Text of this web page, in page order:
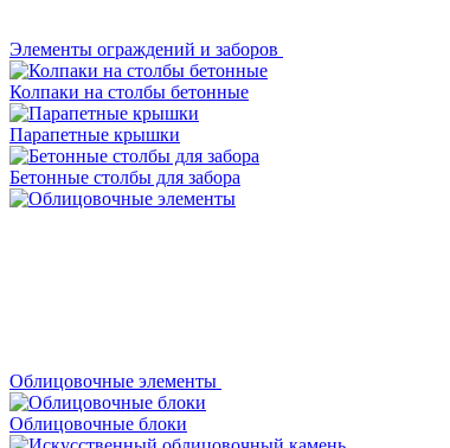
Элементы ограждений и заборов
Колпаки на столбы бетонные
Парапетные крышки
Бетонные столбы для забора
Облицовочные элементы
Облицовочные блоки